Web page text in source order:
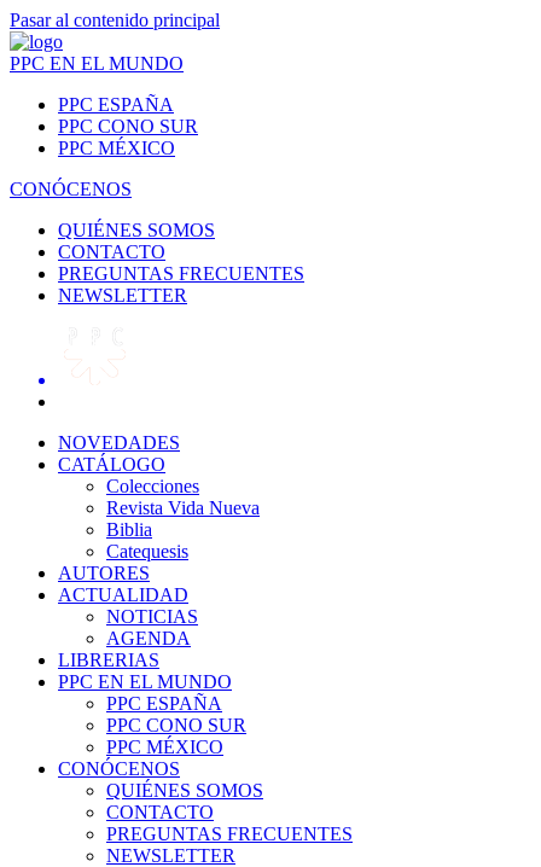
Pasar al contenido principal
PPC EN EL MUNDO
PPC ESPAÑA
PPC CONO SUR
PPC MÉXICO
CONÓCENOS
QUIÉNES SOMOS
CONTACTO
PREGUNTAS FRECUENTES
NEWSLETTER
NOVEDADES
CATÁLOGO
Colecciones
Revista Vida Nueva
Biblia
Catequesis
AUTORES
ACTUALIDAD
NOTICIAS
AGENDA
LIBRERIAS
PPC EN EL MUNDO
PPC ESPAÑA
PPC CONO SUR
PPC MÉXICO
CONÓCENOS
QUIÉNES SOMOS
CONTACTO
PREGUNTAS FRECUENTES
NEWSLETTER